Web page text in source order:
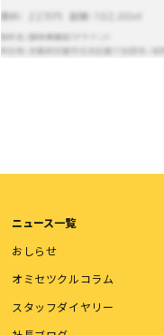
ニュース一覧
おしらせ
オミセツクルコラム
スタッフダイヤリー